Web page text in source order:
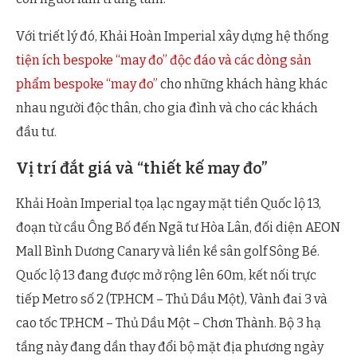
Với triết lý đó, Khải Hoàn Imperial xây dựng hệ thống
tiện ích bespoke “may đo” độc đáo và các dòng sản
phẩm bespoke “may đo” cho những khách hàng khác
nhau người độc thân, cho gia đình và cho các khách
đầu tư.
Vị trí đắt giá và “thiết kế may đo”
Khải Hoàn Imperial tọa lạc ngay mặt tiền Quốc lộ 13,
đoạn từ cầu Ông Bố đến Ngã tư Hòa Lân, đối diện AEON
Mall Bình Dương Canary và liền kề sân golf Sông Bé.
Quốc lộ 13 đang được mở rộng lên 60m, kết nối trực
tiếp Metro số 2 (TP.HCM – Thủ Dầu Một), Vành đai 3 và
cao tốc TP.HCM – Thủ Dầu Một – Chơn Thành. Bộ 3 hạ
tầng này đang dần thay đổi bộ mặt địa phương ngày